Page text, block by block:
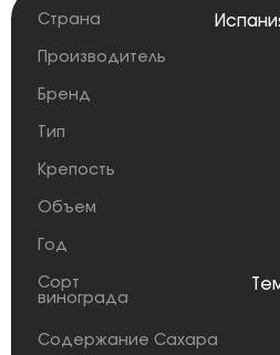
Страна
Производитель
Бренд
Тип
Крепость
Объем
Год
Сорт
винограда
Содержание Сахара